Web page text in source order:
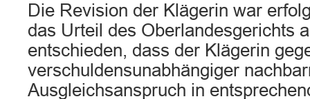
Die Revision der Klägerin war
das Urteil des Oberlandesgerichts
entschieden, dass der Klägerin
verschuldensunabhängiger
Ausgleichsanspruch in